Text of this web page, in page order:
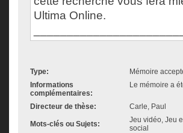
Ultima Online.
Type:
Mémoire
Informations
complémentaires:
Le mémoire a
Directeur de thèse: Carle, Paul
Mots-clés ou Sujets:
Jeu vidéo, Jeu
social